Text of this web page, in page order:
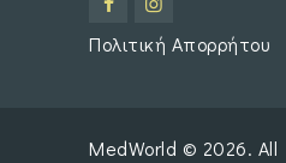
Πολιτική Απορρήτου
MedWorld © 2026. All